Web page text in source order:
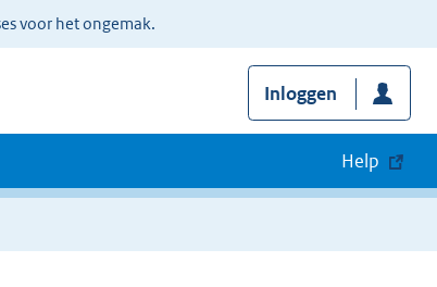
voor het ongemak.
Inloggen
Help